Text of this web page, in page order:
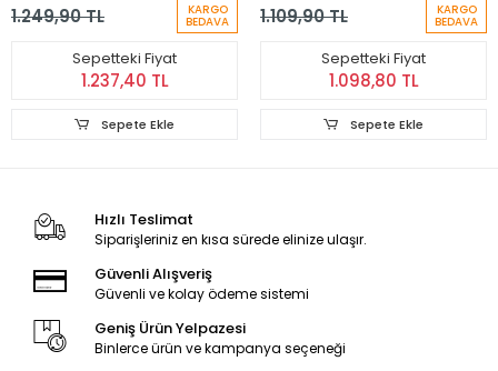
Yetişkin Kedi Maması
1.249,90 TL KARGO
BEDAVA
Sepetteki Fiyat
1.237,40 TL
Sepete Ekle
Kısırlaştırılmış Kedi
1.109,90 TL KARGO
BEDAVA
Sepetteki Fiyat
1.098,80 TL
Sepete Ekle
Hızlı Teslimat
Siparişleriniz en kısa sürede elinize ulaşır.
Güvenli Alışveriş
Güvenli ve kolay ödeme sistemi
Geniş Ürün Yelpazesi
Binlerce ürün ve kampanya seçeneği